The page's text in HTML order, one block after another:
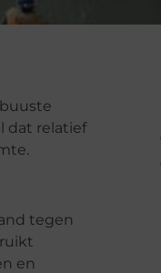
dat relatief
tegen
en